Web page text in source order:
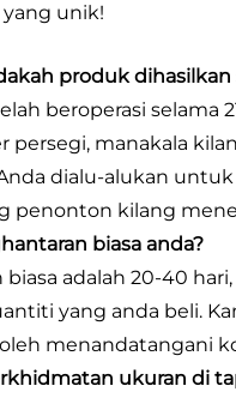
unik!
produk
beroperasi selama
persegi, manakala
dialu-alukan
penonton kilang
biasa anda?
adalah 20-40
yang anda beli.
menandatangani
ukuran di